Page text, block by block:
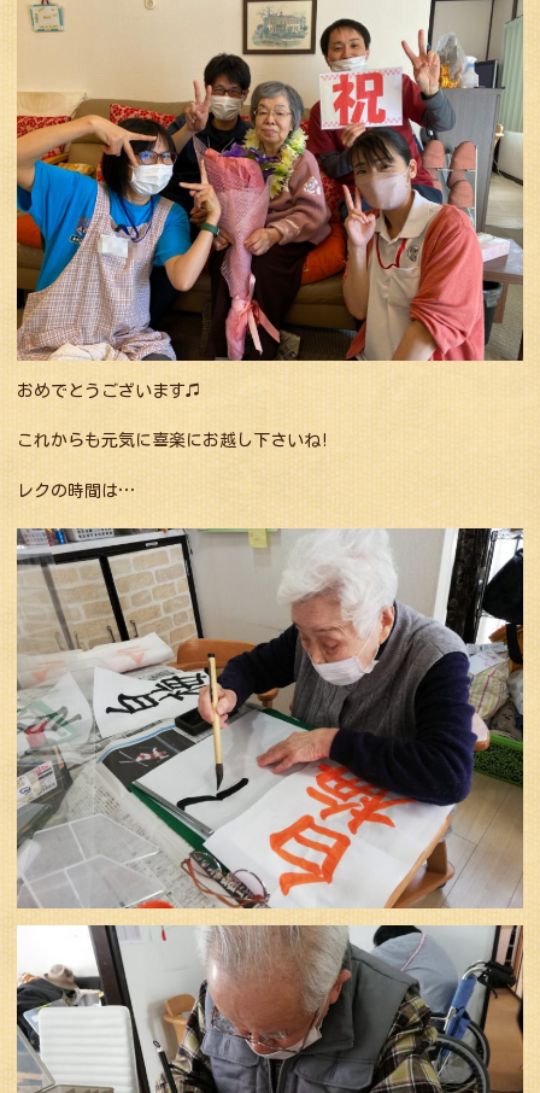
おめでとうございます♫
これからも元気に喜楽にお越し下さいね!
レクの時間は…